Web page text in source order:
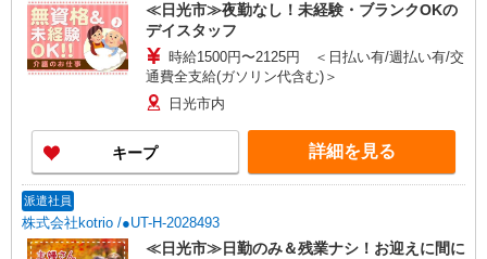
≪日光市≫夜勤なし！未経験・ブランクOKの
デイスタッフ
時給1500円〜2125円 ＜日払い有/週払い有/交
通費全支給(ガソリン代含む)＞
日光市内
キープ 詳細を見る
派遣社員
株式会社kotrio /●UT-H-2028493
≪日光市≫日勤のみ＆残業ナシ！お迎えに間に